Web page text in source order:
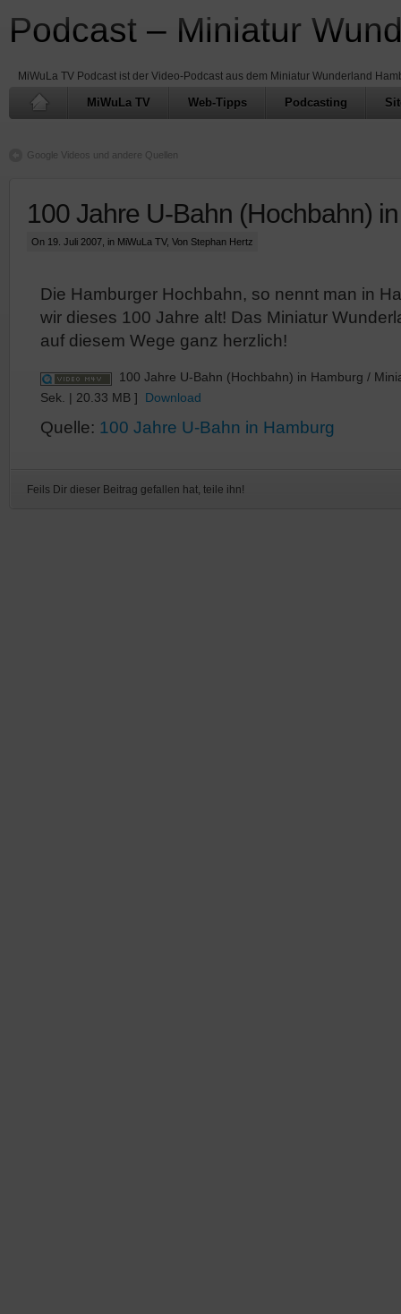
Podcast – Miniatur
MiWuLa TV Podcast ist der Video-Podcast aus dem Miniatur Wunderland
MiWuLa TV Web-Tipps Podcasting
Google Videos und andere Quellen
100 Jahre U-Bahn (Hochbahn)
On 19. Juli 2007, in MiWuLa TV, Von Stephan Hertz
Die Hamburger Hochbahn, so nennt man in
wir dieses 100 Jahre alt! Das Miniatur
auf diesem Wege ganz herzlich!
100 Jahre U-Bahn (Hochbahn) in Hamburg /
Sek. | 20.33 MB ]
Download
Quelle: 100 Jahre U-Bahn in Hamburg
Feils Dir dieser Beitrag gefallen hat, teile ihn!